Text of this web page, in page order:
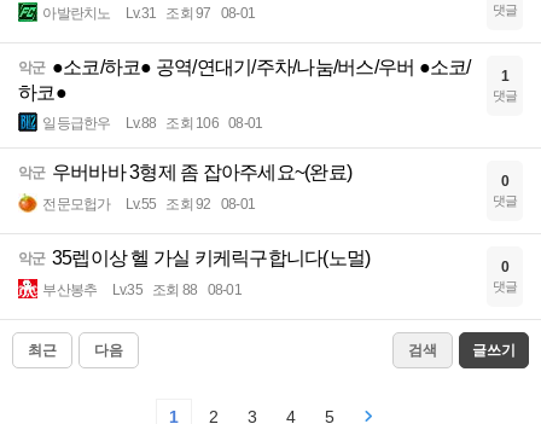
아발란치노 Lv.31 조회 97 08-01 댓글
악군 ●소코/하코● 공역/연대기/주차/나눔/버스/우버 ●소코/
하코●
일등급한우 Lv.88 조회 106 08-01
1
댓글
악군 우버바바 3형제 좀 잡아주세요~(완료)
전문모헙가 Lv.55 조회 92 08-01
0
댓글
악군 35렙이상 헬 가실 키케릭구합니다(노멀)
부산봉추 Lv.35 조회 88 08-01
0
댓글
최근 다음 검색 글쓰기
1 2 3 4 5